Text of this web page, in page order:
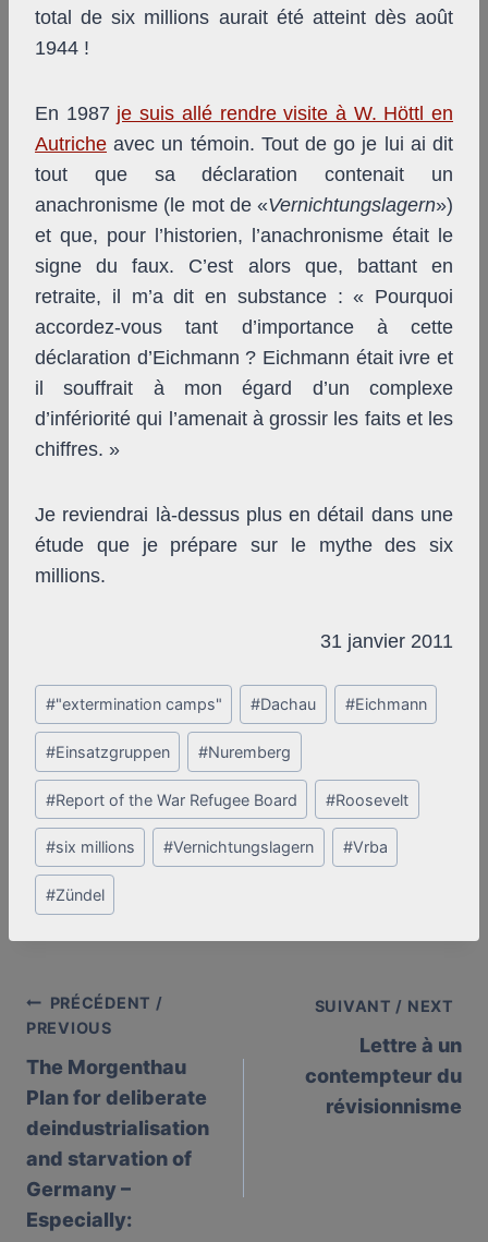
total de six millions aurait été atteint dès août
1944 !
En 1987 je suis allé rendre visite à W. Höttl en
Autriche avec un témoin. Tout de go je lui ai dit
tout que sa déclaration contenait un
anachronisme (le mot de «Vernichtungslagern»)
et que, pour l’historien, l’anachronisme était le
signe du faux. C’est alors que, battant en
retraite, il m’a dit en substance : « Pourquoi
accordez-vous tant d’importance à cette
déclaration d’Eichmann ? Eichmann était ivre et
il souffrait à mon égard d’un complexe
d’infériorité qui l’amenait à grossir les faits et les
chiffres. »
Je reviendrai là-dessus plus en détail dans une
étude que je prépare sur le mythe des six
millions.
31 janvier 2011
Post
Tags:
#"extermination camps" #Dachau #Eichmann
#Einsatzgruppen #Nuremberg
#Report of the War Refugee Board #Roosevelt
#six millions #Vernichtungslagern #Vrba
#Zündel
Post
navigation
PRÉCÉDENT /
PREVIOUS
The Morgenthau
Plan for deliberate
deindustrialisation
and starvation of
Germany –
Especially:
SUIVANT / NEXT
Lettre à un
contempteur du
révisionnisme